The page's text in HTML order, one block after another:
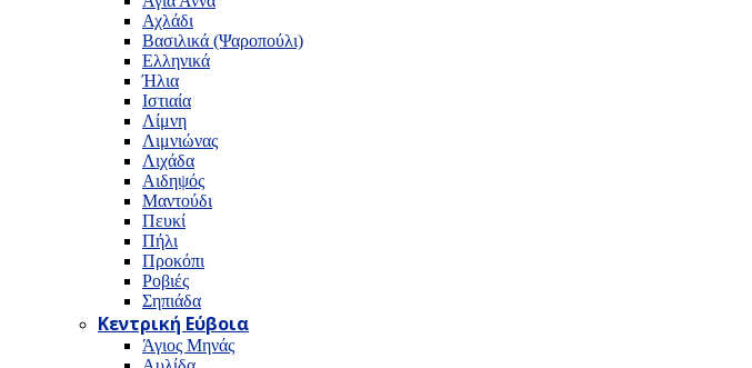
Αχλάδι
Βασιλικά (Ψαροπούλι)
Ελληνικά
Ήλια
Ιστιαία
Λίμνη
Λιμνιώνας
Λιχάδα
Αιδηψός
Μαντούδι
Πευκί
Πήλι
Προκόπι
Ροβιές
Σηπιάδα
Κεντρική Εύβοια
Άγιος Μηνάς